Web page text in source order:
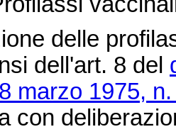
delle
dell'art. 8 del
marzo 1975,
con